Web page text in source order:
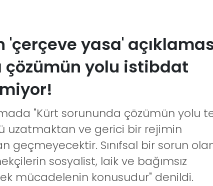
yasa'
çözümün yolu istibdat
"Kürt sorununda çözümün yolu
uzatmaktan ve gerici bir rejimin
geçmeyecektir. Sınıfsal bir sorun
sosyalist, laik ve bağımsız
mücadelenin konusudur" denildi.